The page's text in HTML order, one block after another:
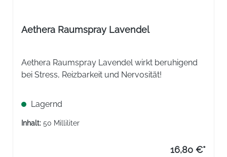
Aethera Raumspray Lavendel
Aethera Raumspray Lavendel wirkt beruhigend
bei Stress, Reizbarkeit und Nervosität!
Lagernd
Inhalt: 50 Milliliter
16,80 €*